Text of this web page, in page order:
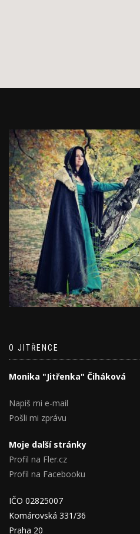
O JITŘENCE
Monika "Jitřenka" Čiháková
Napiš mi e-mail
Pošli mi zprávu
Moje další stránky
Profil na Fler.cz
Profil na Facebooku
IČO 02825007
Komárovská 331/36
Praha 20